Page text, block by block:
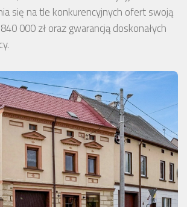
się na tle konkurencyjnych ofert swoją
000 zł oraz gwarancją doskonałych